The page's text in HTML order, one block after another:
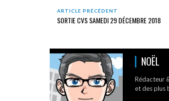
ARTICLE PRÉCÉDENT
SORTIE CVS SAMEDI 29 DÉCEMBRE 2018
NOËL
Rédacteur
et des plus